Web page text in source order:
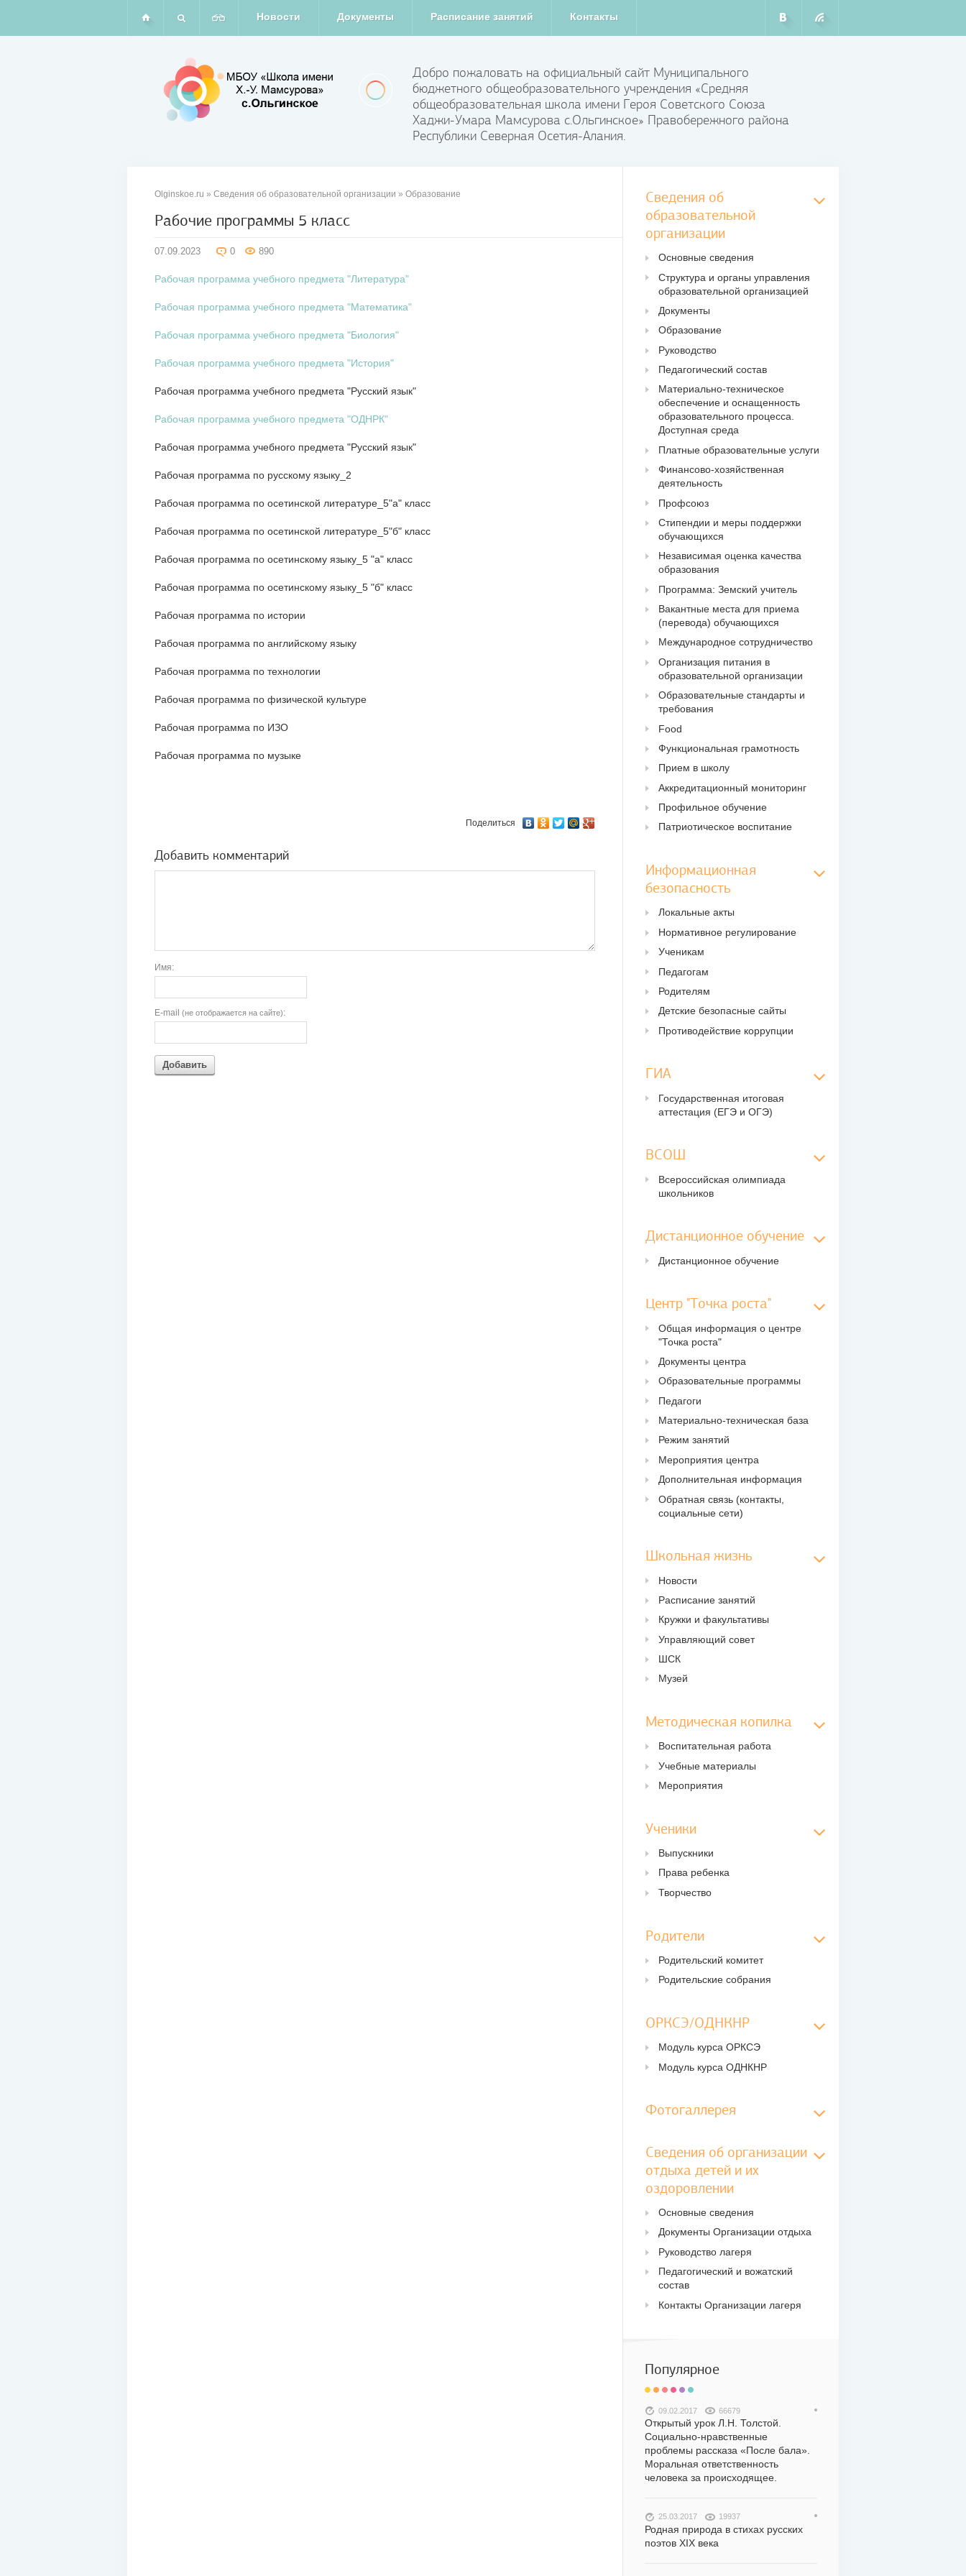
Новости Документы Расписание занятий Контакты
Добро пожаловать на официальный сайт Муниципального
бюджетного общеобразовательного учреждения «Средняя
общеобразовательная школа имени Героя Советского Союза
Хаджи-Умара Мамсурова с.Ольгинское» Правобережного района
Республики Северная Осетия-Алания.
Olginskoe.ru » Сведения об образовательной организации » Образование
Рабочие программы 5 класс
07.09.2023 0 890
Рабочая программа учебного предмета "Литература"
Рабочая программа учебного предмета "Математика"
Рабочая программа учебного предмета "Биология"
Рабочая программа учебного предмета "История"
Рабочая программа учебного предмета "Русский язык"
Рабочая программа учебного предмета "ОДНРК"
Рабочая программа учебного предмета "Русский язык"
Рабочая программа по русскому языку_2
Рабочая программа по осетинской литературе_5"а" класс
Рабочая программа по осетинской литературе_5"б" класс
Рабочая программа по осетинскому языку_5 "а" класс
Рабочая программа по осетинскому языку_5 "б" класс
Рабочая программа по истории
Рабочая программа по английскому языку
Рабочая программа по технологии
Рабочая программа по физической культуре
Рабочая программа по ИЗО
Рабочая программа по музыке
Поделиться
Добавить комментарий
Имя:
E-mail (не отображается на сайте):
Добавить
Сведения об
образовательной
организации
Основные сведения
Структура и органы управления
образовательной организацией
Документы
Образование
Руководство
Педагогический состав
Материально-техническое
обеспечение и оснащенность
образовательного процесса.
Доступная среда
Платные образовательные услуги
Финансово-хозяйственная
деятельность
Профсоюз
Стипендии и меры поддержки
обучающихся
Независимая оценка качества
образования
Программа: Земский учитель
Вакантные места для приема
(перевода) обучающихся
Международное сотрудничество
Организация питания в
образовательной организации
Образовательные стандарты и
требования
Food
Функциональная грамотность
Прием в школу
Аккредитационный мониторинг
Профильное обучение
Патриотическое воспитание
Информационная
безопасность
Локальные акты
Нормативное регулирование
Ученикам
Педагогам
Родителям
Детские безопасные сайты
Противодействие коррупции
ГИА
Государственная итоговая
аттестация (ЕГЭ и ОГЭ)
ВСОШ
Всероссийская олимпиада
школьников
Дистанционное обучение
Дистанционное обучение
Центр "Точка роста"
Общая информация о центре
"Точка роста"
Документы центра
Образовательные программы
Педагоги
Материально-техническая база
Режим занятий
Мероприятия центра
Дополнительная информация
Обратная связь (контакты,
социальные сети)
Школьная жизнь
Новости
Расписание занятий
Кружки и факультативы
Управляющий совет
ШСК
Музей
Методическая копилка
Воспитательная работа
Учебные материалы
Мероприятия
Ученики
Выпускники
Права ребенка
Творчество
Родители
Родительский комитет
Родительские собрания
ОРКСЭ/ОДНКНР
Модуль курса ОРКСЭ
Модуль курса ОДНКНР
Фотогаллерея
Сведения об организации
отдыха детей и их
оздоровлении
Основные сведения
Документы Организации отдыха
Руководство лагеря
Педагогический и вожатский
состав
Контакты Организации лагеря
Популярное
09.02.2017 66679
Открытый урок Л.Н. Толстой.
Социально-нравственные
проблемы рассказа «После бала».
Моральная ответственность
человека за происходящее.
25.03.2017 19937
Родная природа в стихах русских
поэтов XIX века